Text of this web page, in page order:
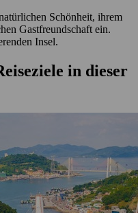
Schönheit, ihrem
Gastfreundschaft ein.
Insel.
in dieser